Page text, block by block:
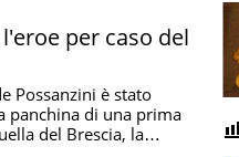
per caso del
Possanzini è stato
panchina di una prima
del Brescia, la